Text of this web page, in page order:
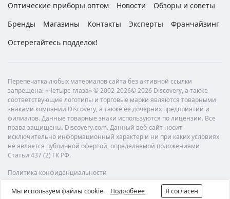
Оптические приборы оптом
Новости
Обзоры и советы
Бренды
Магазины Контакты Эксперты
Франчайзинг
Остерегайтесь подделок!
Перепечатка любых материалов сайта без активной ссылки
запрещена! «Четыре глаза» © 2002-2026© 2026 Discovery, а также
соответствующие логотипы и торговые марки являются товарными
знаками компании Discovery, а также ее дочерних предприятий и
филиалов. Данные товарные знаки используются по лицензии. Все
права защищены. Discovery.com. Данный веб-сайт носит
исключительно информационный характер и ни при каких условиях
не является публичной офертой, определяемой положениями
Статьи 437 (2) ГК РФ.
Политика конфиденциальности
Мы используем файлы cookie. Подробнее Я согласен